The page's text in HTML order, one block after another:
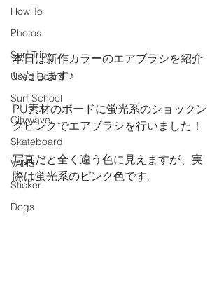
How To
Photos
Surf Trip
Used Board
Surf School
Citywave
Skateboard
VANS
Sticker
Dogs
本日は新作カラーのエアブラシを紹介
いたします♪
PU素材のボードに蛍光系のショックン
グピンクでエアブラシを行いました！
写真だと全く違う色に見えますが、実
際は蛍光系のピンク色です。